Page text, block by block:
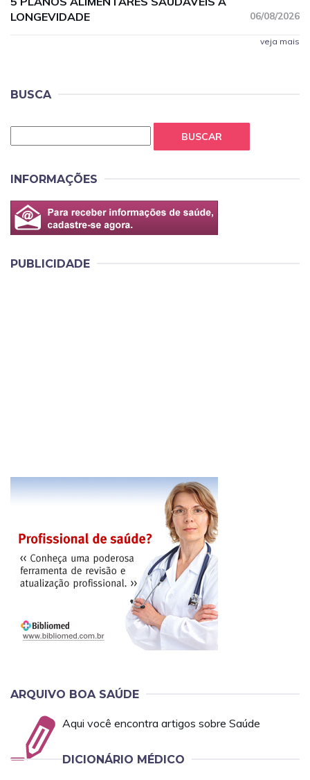
LONGEVIDADE
06/08/2026
veja mais
BUSCA
BUSCAR
INFORMAÇÕES
PUBLICIDADE
ARQUIVO BOA SAÚDE
Aqui você encontra artigos sobre Saúde
DICIONÁRIO MÉDICO